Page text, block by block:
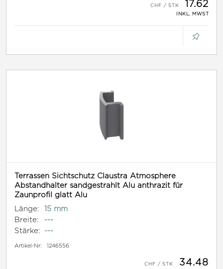
17.62
INKL. MWST
Terrassen Sichtschutz Claustra Atmosphere
Abstandhalter sandgestrahlt Alu anthrazit für
Zaunprofil glatt Alu
Länge:
15 mm
Breite:
---
Stärke:
---
Artikel-Nr: 1246556
34.48